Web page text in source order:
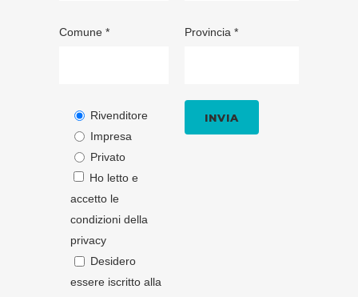
Comune *
Rivenditore
Impresa
Privato
Ho letto e
accetto le
condizioni della
privacy
Desidero
essere iscritto alla
Provincia *